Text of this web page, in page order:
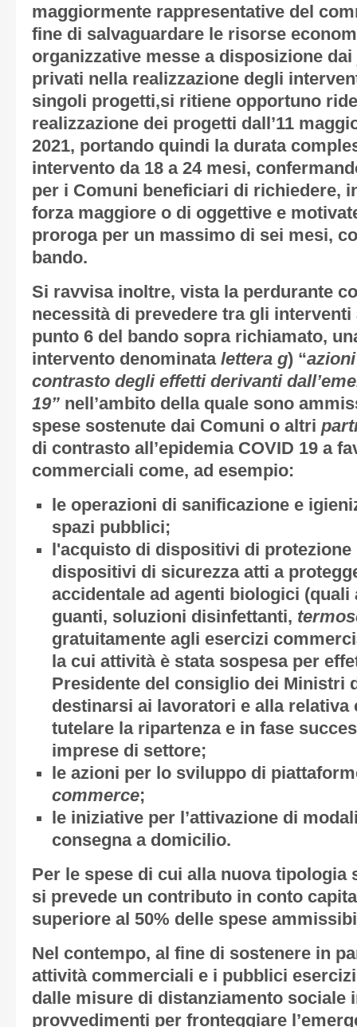
maggiormente rappresentative del
fine di salvaguardare le risorse
organizzative messe a disposizione dai
privati nella realizzazione degli
singoli progetti,si ritiene opportuno
realizzazione dei progetti dall’11
2021, portando quindi la durata
intervento da 18 a 24 mesi,
per i Comuni beneficiari di richiedere,
forza maggiore o di oggettive e
proroga per un massimo di sei mesi,
bando.
Si ravvisa inoltre, vista la perdurante
necessità di prevedere tra gli
punto 6 del bando sopra richiamato,
intervento denominata lettera g) “
contrasto degli effetti derivanti
19” nell’ambito della quale sono
spese sostenute dai Comuni o altri
di contrasto all’epidemia COVID 19 a
commerciali come, ad esempio:
le operazioni di sanificazione e
spazi pubblici;
l'acquisto di dispositivi di
dispositivi di sicurezza atti a
accidentale ad agenti biologici
guanti, soluzioni disinfettanti,
gratuitamente agli esercizi
la cui attività è stata sospesa per
Presidente del consiglio dei Ministri
destinarsi ai lavoratori e alla relativa
tutelare la ripartenza e in fase
imprese di settore;
le azioni per lo sviluppo di
commerce;
le iniziative per l’attivazione di
consegna a domicilio.
Per le spese di cui alla nuova tipologia
si prevede un contributo in conto
superiore al 50% delle spese
Nel contempo, al fine di sostenere in
attività commerciali e i pubblici
dalle misure di distanziamento sociale
provvedimenti per fronteggiare